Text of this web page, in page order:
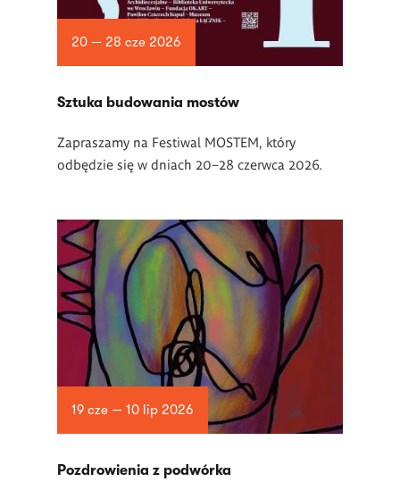
20 — 28 cze 2026
Sztuka budowania mostów
Zapraszamy na Festiwal MOSTEM, który
odbędzie się w dniach 20–28 czerwca 2026.
19 cze — 10 lip 2026
Pozdrowienia z podwórka